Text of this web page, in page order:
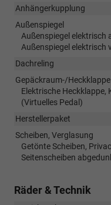
Anhängerkupplung
Außenspiegel
Außenspiegel elektrisch
Außenspiegel elektrisch
Dachreling
Gepäckraum-/Heckklappe
Elektrische
(Virtuelles Pedal)
Herstellerpaket
Scheiben, Verglasung
Getönte Scheiben,
Seitenscheiben
Räder & Technik